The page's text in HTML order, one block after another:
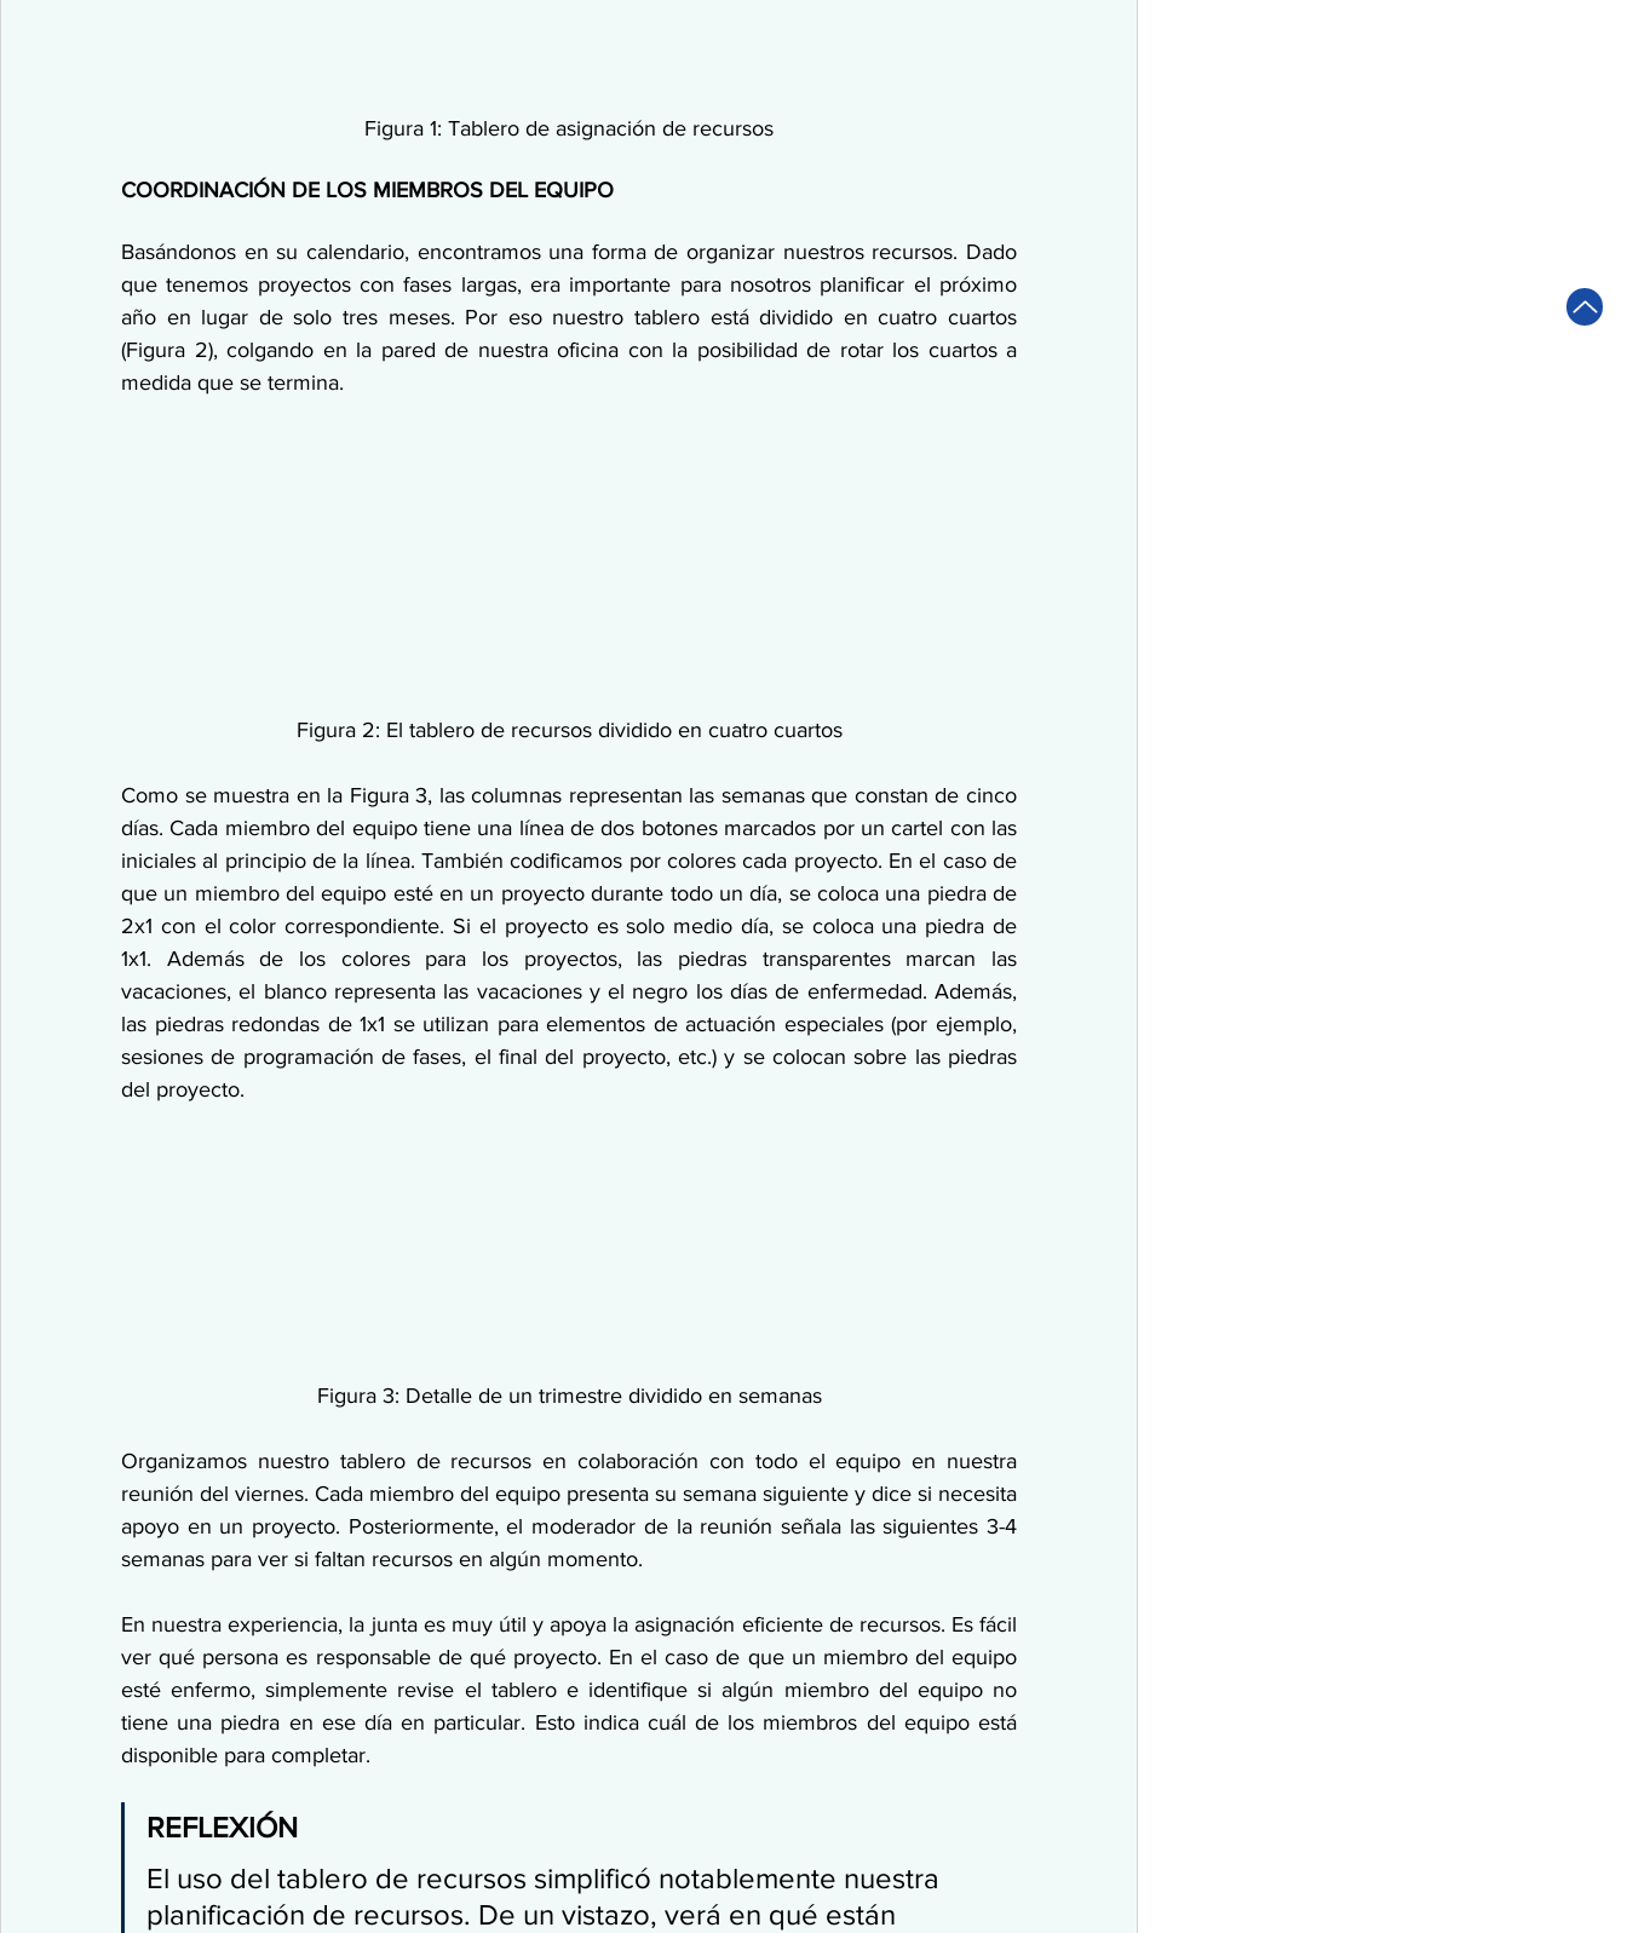
Figura 1: Tablero de asignación de recursos
COORDINACIÓN DE LOS MIEMBROS DEL EQUIPO
Basándonos en su calendario, encontramos una forma de organizar nuestros recursos. Dado
que tenemos proyectos con fases largas, era importante para nosotros planificar el próximo
año en lugar de solo tres meses. Por eso nuestro tablero está dividido en cuatro cuartos
(Figura 2), colgando en la pared de nuestra oficina con la posibilidad de rotar los cuartos a
medida que se termina.
Figura 2: El tablero de recursos dividido en cuatro cuartos
Como se muestra en la Figura 3, las columnas representan las semanas que constan de cinco
días. Cada miembro del equipo tiene una línea de dos botones marcados por un cartel con las
iniciales al principio de la línea. También codificamos por colores cada proyecto. En el caso de
que un miembro del equipo esté en un proyecto durante todo un día, se coloca una piedra de
2x1 con el color correspondiente. Si el proyecto es solo medio día, se coloca una piedra de
1x1. Además de los colores para los proyectos, las piedras transparentes marcan las
vacaciones, el blanco representa las vacaciones y el negro los días de enfermedad. Además,
las piedras redondas de 1x1 se utilizan para elementos de actuación especiales (por ejemplo,
sesiones de programación de fases, el final del proyecto, etc.) y se colocan sobre las piedras
del proyecto.
Figura 3: Detalle de un trimestre dividido en semanas
Organizamos nuestro tablero de recursos en colaboración con todo el equipo en nuestra
reunión del viernes. Cada miembro del equipo presenta su semana siguiente y dice si necesita
apoyo en un proyecto. Posteriormente, el moderador de la reunión señala las siguientes 3-4
semanas para ver si faltan recursos en algún momento.
En nuestra experiencia, la junta es muy útil y apoya la asignación eficiente de recursos. Es fácil
ver qué persona es responsable de qué proyecto. En el caso de que un miembro del equipo
esté enfermo, simplemente revise el tablero e identifique si algún miembro del equipo no
tiene una piedra en ese día en particular. Esto indica cuál de los miembros del equipo está
disponible para completar.
REFLEXIÓN
El uso del tablero de recursos simplificó notablemente nuestra
planificación de recursos. De un vistazo, verá en qué están